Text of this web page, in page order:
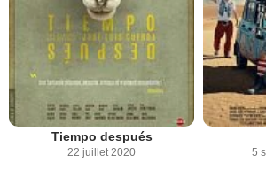
Tiempo después
22 juillet 2020 5